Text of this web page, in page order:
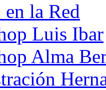
la Red
Luis Ibar
Alma